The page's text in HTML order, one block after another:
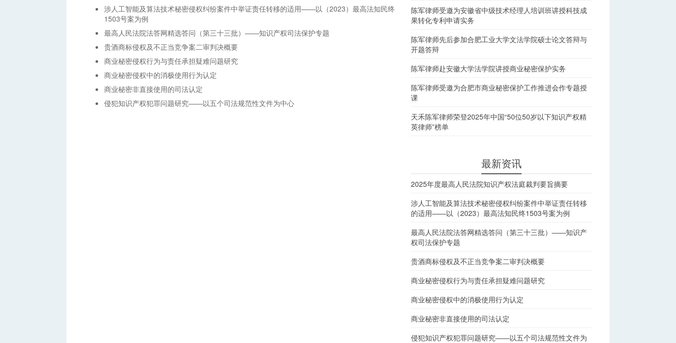
涉人工智能及算法技术秘密侵权纠纷案件中举证责任转移的适用——以（2023）最高法知民终
1503号案为例
最高人民法院法答网精选答问（第三十三批）——知识产权司法保护专题
贵酒商标侵权及不正当竞争案二审判决概要
商业秘密侵权行为与责任承担疑难问题研究
商业秘密侵权中的消极使用行为认定
商业秘密非直接使用的司法认定
侵犯知识产权犯罪问题研究——以五个司法规范性文件为中心
陈军律师受邀为安徽省中级技术经理人培训班讲授科技成
果转化专利申请实务
陈军律师先后参加合肥工业大学文法学院硕士论文答辩与
开题答辩
陈军律师赴安徽大学法学院讲授商业秘密保护实务
陈军律师受邀为合肥市商业秘密保护工作推进会作专题授
课
天禾陈军律师荣登2025年中国“50位50岁以下知识产权精
英律师”榜单
最新资讯
2025年度最高人民法院知识产权法庭裁判要旨摘要
涉人工智能及算法技术秘密侵权纠纷案件中举证责任转移
的适用——以（2023）最高法知民终1503号案为例
最高人民法院法答网精选答问（第三十三批）——知识产
权司法保护专题
贵酒商标侵权及不正当竞争案二审判决概要
商业秘密侵权行为与责任承担疑难问题研究
商业秘密侵权中的消极使用行为认定
商业秘密非直接使用的司法认定
侵犯知识产权犯罪问题研究——以五个司法规范性文件为